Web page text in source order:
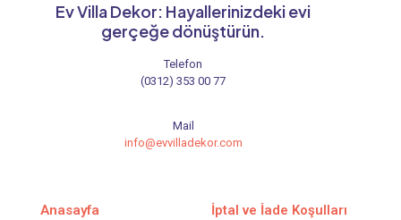
Ev Villa Dekor: Hayallerinizdeki evi
gerçeğe dönüştürün.
Telefon
(0312) 353 00 77
Mail
info@evvilladekor.com
Anasayfa İptal ve İade Koşulları